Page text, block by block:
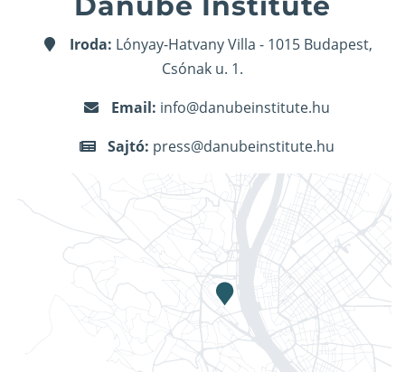
Iroda: Lónyay-Hatvany Villa - 1015 Budapest,
Csónak u. 1.
Email: info@danubeinstitute.hu
Sajtó: press@danubeinstitute.hu